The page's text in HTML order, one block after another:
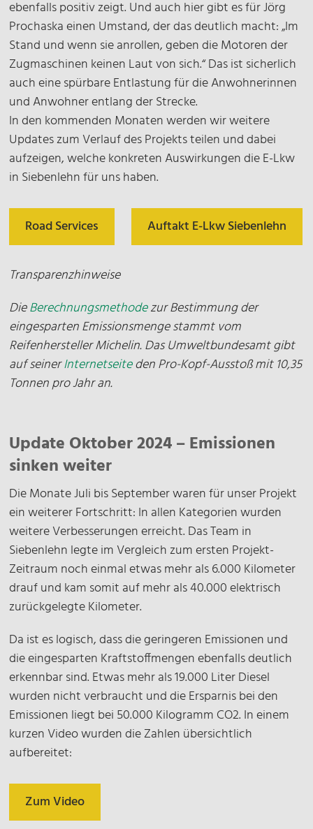
ebenfalls positiv zeigt. Und auch hier gibt es für Jörg
Prochaska einen Umstand, der das deutlich macht: „Im
Stand und wenn sie anrollen, geben die Motoren der
Zugmaschinen keinen Laut von sich.“ Das ist sicherlich
auch eine spürbare Entlastung für die Anwohnerinnen
und Anwohner entlang der Strecke.
In den kommenden Monaten werden wir weitere
Updates zum Verlauf des Projekts teilen und dabei
aufzeigen, welche konkreten Auswirkungen die E-Lkw
in Siebenlehn für uns haben.
Road Services Auftakt E-Lkw Siebenlehn
Transparenzhinweise
DieBerechnungsmethodezur Bestimmung der
eingesparten Emissionsmenge stammt vom
Reifenhersteller Michelin. Das Umweltbundesamt gibt
auf seinerInternetseiteden Pro-Kopf-Ausstoß mit 10,35
Tonnen pro Jahr an.
Update Oktober 2024 – Emissionen
sinken weiter
Die Monate Juli bis September waren für unser Projekt
ein weiterer Fortschritt: In allen Kategorien wurden
weitere Verbesserungen erreicht. Das Team in
Siebenlehn legte im Vergleich zum ersten Projekt-
Zeitraum noch einmal etwas mehr als 6.000 Kilometer
drauf und kam somit auf mehr als 40.000 elektrisch
zurückgelegte Kilometer.
Da ist es logisch, dass die geringeren Emissionen und
die eingesparten Kraftstoffmengen ebenfalls deutlich
erkennbar sind. Etwas mehr als 19.000 Liter Diesel
wurden nicht verbraucht und die Ersparnis bei den
Emissionen liegt bei 50.000 Kilogramm CO2. In einem
kurzen Video wurden die Zahlen übersichtlich
aufbereitet:
Zum Video